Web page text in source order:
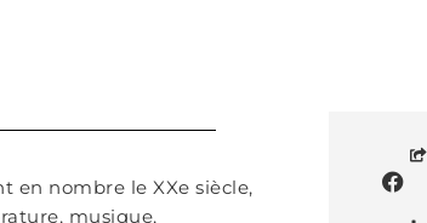
en nombre le XXe siècle,
musique,